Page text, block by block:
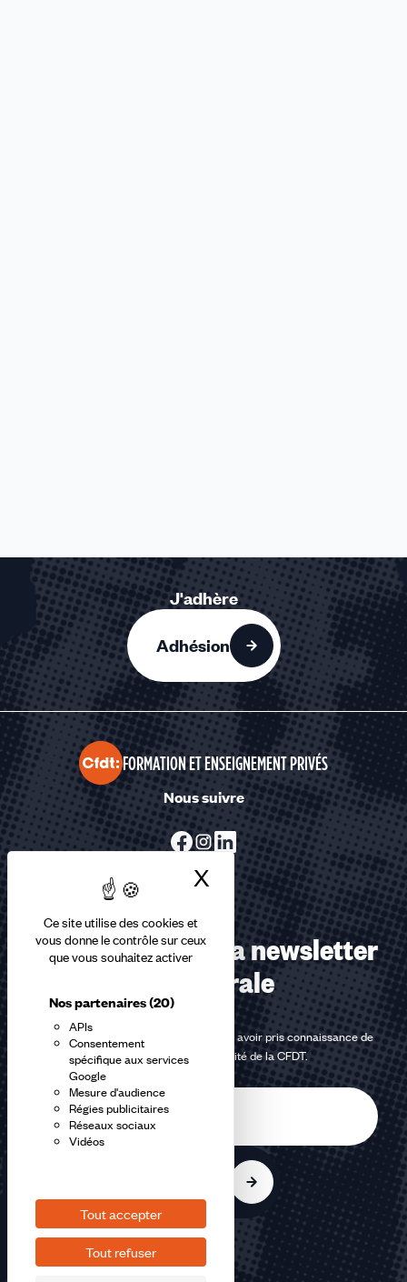
Ce site utilise des cookies et
vous donne le contrôle sur ceux
que vous souhaitez activer
Nos partenaires(20)
APIs
Consentement
spécifique aux services
Google
Mesure d'audience
Régies publicitaires
Réseaux sociaux
Vidéos
Tout accepter
Tout refuser
X Masquer le
J'adhère
Adhésion
FORMATION ET ENSEIGNEMENT PRIVÉS
Nous suivre
Abonnez-vous à la newsletter
confédérale
En m'inscrivant à la newsletter, j'affirme avoir pris connaissance de
lapolitique de confidentialité de la CFDT.